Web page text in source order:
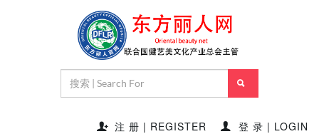
注 册 | REGISTER 登 录 | LOGIN